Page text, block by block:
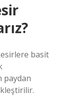
basit
paydan